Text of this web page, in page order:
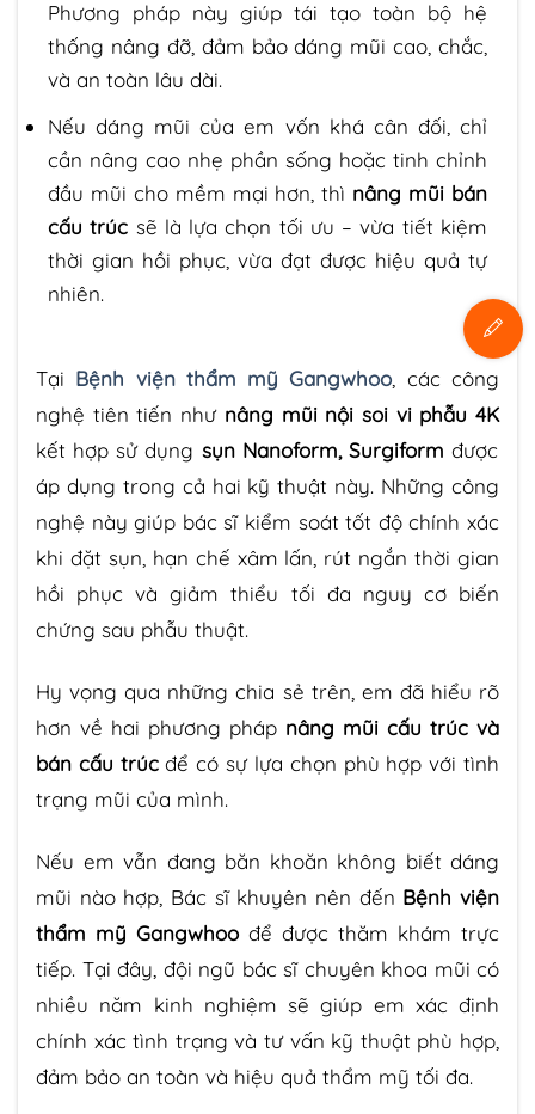
Phương pháp này giúp tái tạo toàn bộ hệ
thống nâng đỡ, đảm bảo dáng mũi cao, chắc,
và an toàn lâu dài.
Nếu dáng mũi của em vốn khá cân đối, chỉ
cần nâng cao nhẹ phần sống hoặc tinh chỉnh
đầu mũi cho mềm mại hơn, thì nâng mũi bán
cấu trúc sẽ là lựa chọn tối ưu – vừa tiết kiệm
thời gian hồi phục, vừa đạt được hiệu quả tự
nhiên.
Tại Bệnh viện thẩm mỹ Gangwhoo , các công
nghệ tiên tiến như nâng mũi nội soi vi phẫu 4K
kết hợp sử dụng sụn Nanoform, Surgiform được
áp dụng trong cả hai kỹ thuật này. Những công
nghệ này giúp bác sĩ kiểm soát tốt độ chính xác
khi đặt sụn, hạn chế xâm lấn, rút ngắn thời gian
hồi phục và giảm thiểu tối đa nguy cơ biến
chứng sau phẫu thuật.
Hy vọng qua những chia sẻ trên, em đã hiểu rõ
hơn về hai phương pháp nâng mũi cấu trúc và
bán cấu trúcđể có sự lựa chọn phù hợp với tình
trạng mũi của mình.
Nếu em vẫn đang băn khoăn không biết dáng
mũi nào hợp, Bác sĩ khuyên nên đến Bệnh viện
thẩm mỹ Gangwhoo để được thăm khám trực
tiếp. Tại đây, đội ngũ bác sĩ chuyên khoa mũi có
nhiều năm kinh nghiệm sẽ giúp em xác định
chính xác tình trạng và tư vấn kỹ thuật phù hợp,
đảm bảo an toàn và hiệu quả thẩm mỹ tối đa.